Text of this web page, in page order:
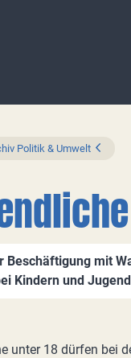
Politik & Umwelt
Beschäftigung mit
Kindern und
unter 18 dürfen bei